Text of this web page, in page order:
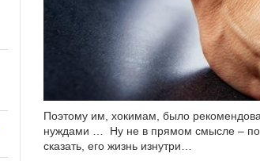
Поэтому им, хокимам, было
нуждами … Ну не в прямом смысле – по
сказать, его жизнь изнутри…